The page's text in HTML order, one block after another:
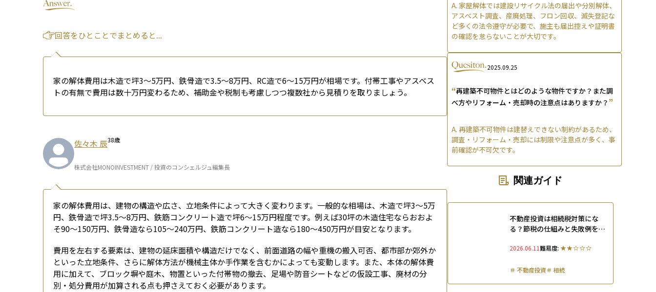
回答をひとことでまとめると...
家の解体費用は木造で坪3〜5万円、鉄骨造で3.5〜8万円、RC造で6〜15万円が相場です。付帯工事やアスベス
トの有無で費用は数十万円変わるため、補助金や税制も考慮しつつ複数社から見積りを取りましょう。
佐々木 辰38歳
株式会社MONOINVESTMENT / 投資のコンシェルジュ編集長
家の解体費用は、建物の構造や広さ、立地条件によって大きく変わります。一般的な相場は、木造で坪3〜5万
円、鉄骨造で坪3.5〜8万円、鉄筋コンクリート造で坪6〜15万円程度です。例えば30坪の木造住宅ならおおよ
そ90〜150万円、鉄骨造なら105〜240万円、鉄筋コンクリート造なら180〜450万円が目安となります。
費用を左右する要素は、建物の延床面積や構造だけでなく、前面道路の幅や重機の搬入可否、都市部か郊外か
といった立地条件、さらに解体方法が機械主体か手作業を含むかによっても変動します。また、本体の解体費
用に加えて、ブロック塀や庭木、物置といった付帯物の撤去、足場や防音シートなどの仮設工事、廃材の分
別・処分費用が加算される点も押さえておく必要があります。
A. 家屋解体では建設リサイクル法の届出や分別解体、
アスベスト調査、産廃処理、フロン回収、滅失登記な
ど多くの法令遵守が必要で、施主も届出控えや証明書
の確認を怠らないことが大切です。
2025.09.25
“再建築不可物件とはどのような物件ですか？また調
べ方やリフォーム・売却時の注意点はありますか？ ”
A. 再建築不可物件は建替えできない制約があるため、
調査・リフォーム・売却には制限や注意点が多く、事
前確認が不可欠です。
関連ガイド
不動産投資は相続税対策にな
る？節税の仕組みと失敗例を解
2026.06.11難易度:
＃不動産投資＃相続